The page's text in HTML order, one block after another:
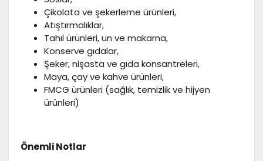
Çikolata ve şekerleme ürünleri,
Atıştırmalıklar,
Tahıl ürünleri, un ve makarna,
Konserve gıdalar,
Şeker, nişasta ve gıda konsantreleri,
Maya, çay ve kahve ürünleri,
FMCG ürünleri (sağlık, temizlik ve hijyen
ürünleri)
Önemli Notlar